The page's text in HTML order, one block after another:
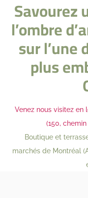
Savourez
l’ombre
sur l’une
plus
Venez nous visitez en
(150,
Boutique et
marchés de Montréal